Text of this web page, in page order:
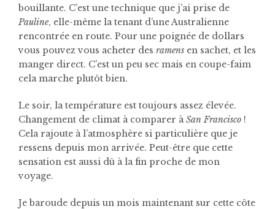
bouillante. C’est une technique que j’ai prise de
Pauline, elle-même la tenant d’une Australienne
rencontrée en route. Pour une poignée de dollars
vous pouvez vous acheter des ramens en sachet, et les
manger direct. C’est un peu sec mais en coupe-faim
cela marche plutôt bien.
Le soir, la température est toujours assez élevée.
Changement de climat à comparer àSan Francisco !
Cela rajoute à l’atmosphère si particulière que je
ressens depuis mon arrivée. Peut-être que cette
sensation est aussi dû à la fin proche de mon
voyage.
Je baroude depuis un mois maintenant sur cette côte